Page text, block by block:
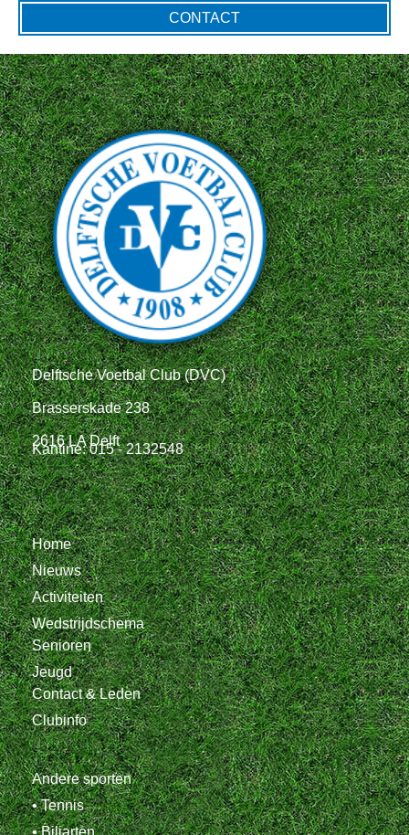
CONTACT
Delftsche Voetbal Club (DVC)
Brasserskade 238
2616 LA Delft
Kantine: 015 - 2132548
Home
Nieuws
Activiteiten
Wedstrijdschema
Senioren
Jeugd
Contact & Leden
Clubinfo
Andere sporten
• Tennis
• Biljarten